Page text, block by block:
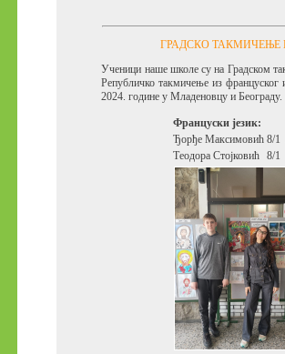
ГРАДСКО ТАКМИЧЕЊЕ
Ученици наше школе су на Градском
Републичко такмичење из француског
2024. године у Младеновцу и Београду.
Француски језик:
Ђорђе Максимовић 8/1
Теодора Стојковић 8/1